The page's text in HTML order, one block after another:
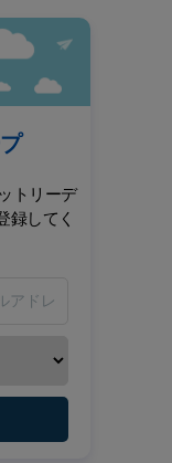
トリーデ
録してく